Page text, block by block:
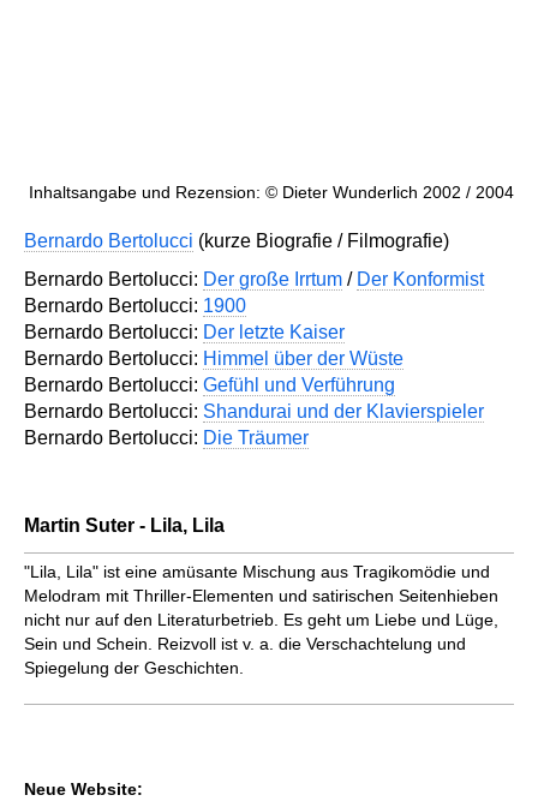
Inhaltsangabe und Rezension: © Dieter Wunderlich 2002 / 2004
Bernardo Bertolucci (kurze Biografie / Filmografie)
Bernardo Bertolucci: Der große Irrtum / Der Konformist
Bernardo Bertolucci: 1900
Bernardo Bertolucci: Der letzte Kaiser
Bernardo Bertolucci: Himmel über der Wüste
Bernardo Bertolucci: Gefühl und Verführung
Bernardo Bertolucci: Shandurai und der Klavierspieler
Bernardo Bertolucci: Die Träumer
Martin Suter - Lila, Lila
"Lila, Lila" ist eine amüsante Mischung aus Tragikomödie und
Melo­dram mit Thriller-Elementen und satirischen Seitenhieben
nicht nur auf den Literaturbetrieb. Es geht um Liebe und Lüge,
Sein und Schein. Reizvoll ist v. a. die Verschachtelung und
Spiegelung der Geschichten.
Neue Website: